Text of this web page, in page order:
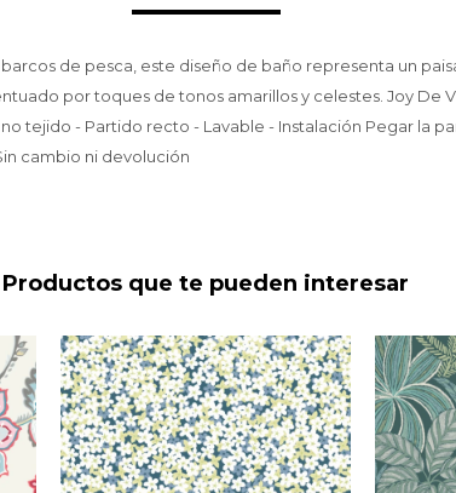
de pesca, este diseño de baño representa un
por toques de tonos amarillos y celestes. Joy De
tejido - Partido recto - Lavable - Instalación Pegar la
cambio ni devolución
Productos que te pueden interesar